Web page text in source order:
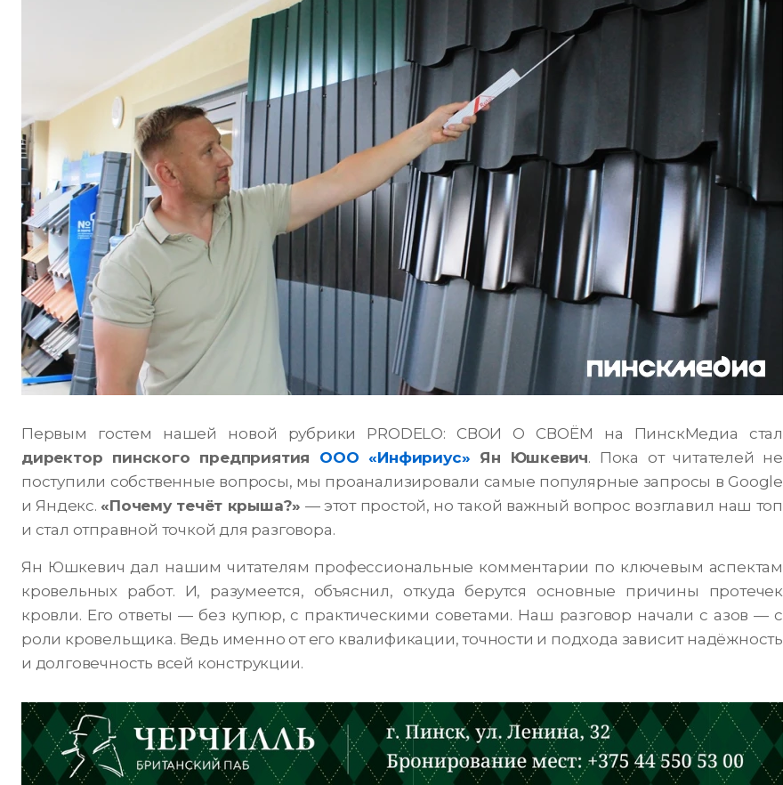
Первым гостем нашей новой рубрики PRODELO: СВОИ О СВОЁМ на ПинскМедиа стал
директор пинского предприятия ООО «Инфириус» Ян Юшкевич. Пока от читателей не
поступили собственные вопросы, мы проанализировали самые популярные запросы в Google
и Яндекс. «Почему течёт крыша?» — этот простой, но такой важный вопрос возглавил наш топ
и стал отправной точкой для разговора.
Ян Юшкевич дал нашим читателям профессиональные комментарии по ключевым аспектам
кровельных работ. И, разумеется, объяснил, откуда берутся основные причины протечек
кровли. Его ответы — без купюр, с практическими советами. Наш разговор начали с азов — с
роли кровельщика. Ведь именно от его квалификации, точности и подхода зависит надёжность
и долговечность всей конструкции.